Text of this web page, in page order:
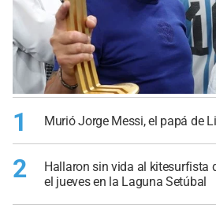
1 Murió Jorge Messi, el papá de
2
Hallaron sin vida al kitesurfista
el jueves en la Laguna Setúbal